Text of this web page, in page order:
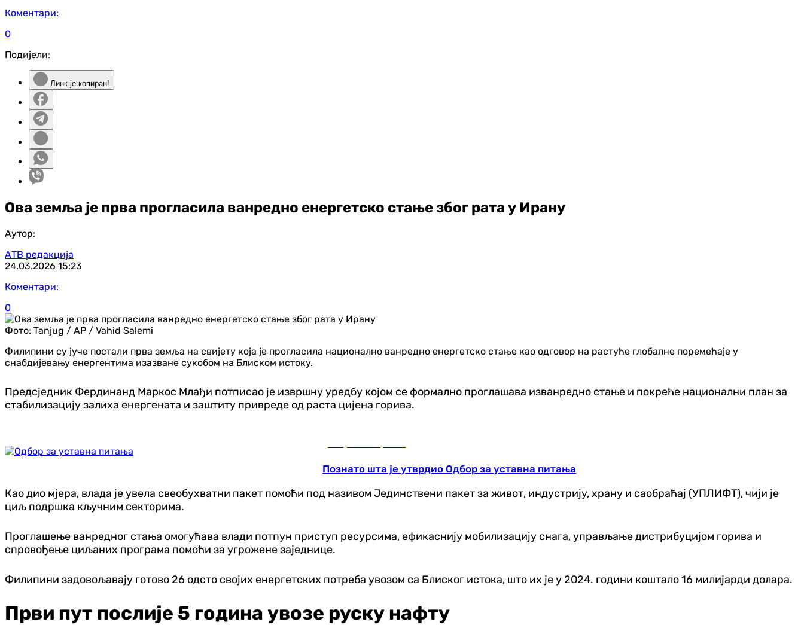
Коментари:
0
Подијели:
Линк је копиран!
Ова земља је прва прогласила ванредно енергетско стање због рата у Ирану
Аутор:
АТВ редакција
24.03.2026 15:23
Коментари:
0
Фото: Tanjug / AP / Vahid Salemi
Филипини су јуче постали прва земља на свијету која је прогласила национално ванредно енергетско стање као одговор на растуће глобалне поремећаје у
снабдијевању енергентима изазване сукобом на Блиском истоку.
Предсједник Фердинанд Маркос Млађи потписао је извршну уредбу којом се формално проглашава изванредно стање и покреће национални план за
стабилизацију залиха енергената и заштиту привреде од раста цијена горива.
Познато шта је утврдио Одбор за уставна питања
Као дио мјера, влада је увела свеобухватни пакет помоћи под називом Јединствени пакет за живот, индустрију, храну и саобраћај (УПЛИФТ), чији је
циљ подршка кључним секторима.
Проглашење ванредног стања омогућава влади потпун приступ ресурсима, ефикаснију мобилизацију снага, управљање дистрибуцијом горива и
спровођење циљаних програма помоћи за угрожене заједнице.
Филипини задовољавају готово 26 одсто својих енергетских потреба увозом са Блиског истока, што их је у 2024. години коштало 16 милијарди долара.
Први пут послије 5 година увозе руску нафту